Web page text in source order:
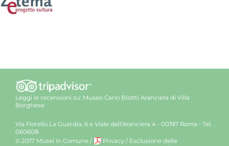
Leggi le recensioni su: Museo Carlo Bilotti Aranciera di Villa
Borghese
Via Fiorello La Guardia, 6 e Viale dell’Aranciera 4 - 00197 Roma - Tel.
060608
© 2017 Musei in Comune / Privacy / Esclusione delle